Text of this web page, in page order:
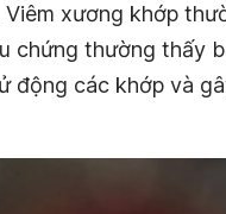
xương khớp
chứng thường thấy
động các khớp và